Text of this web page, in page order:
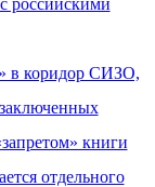
российскими
в коридор СИЗО,
книги
отдельного